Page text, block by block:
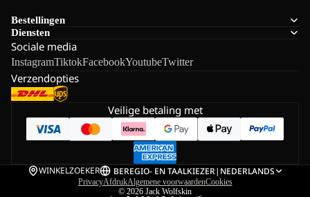
Bestellingen
Diensten
Sociale media
InstagramTiktokFacebookYoutubeTwitter
Verzendopties
Veilige betaling met
WINKELZOEKER BEREGIO- EN TAALKIEZER| NEDERLANDS
PrivacyAfdrukAlgemene voorwaardenCookies
© 2026 Jack Wolfskin